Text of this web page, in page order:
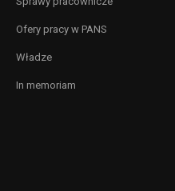
Ofery pracy w PANS
Władze
In memoriam